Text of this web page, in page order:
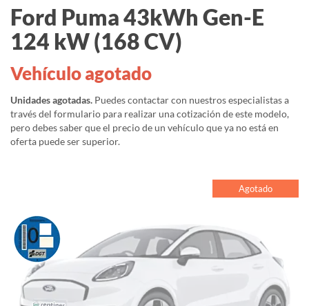
Ford Puma 43kWh Gen-E
124 kW (168 CV)
Vehículo agotado
Unidades agotadas. Puedes contactar con nuestros especialistas a
través del formulario para realizar una cotización de este modelo,
pero debes saber que el precio de un vehículo que ya no está en
oferta puede ser superior.
Agotado